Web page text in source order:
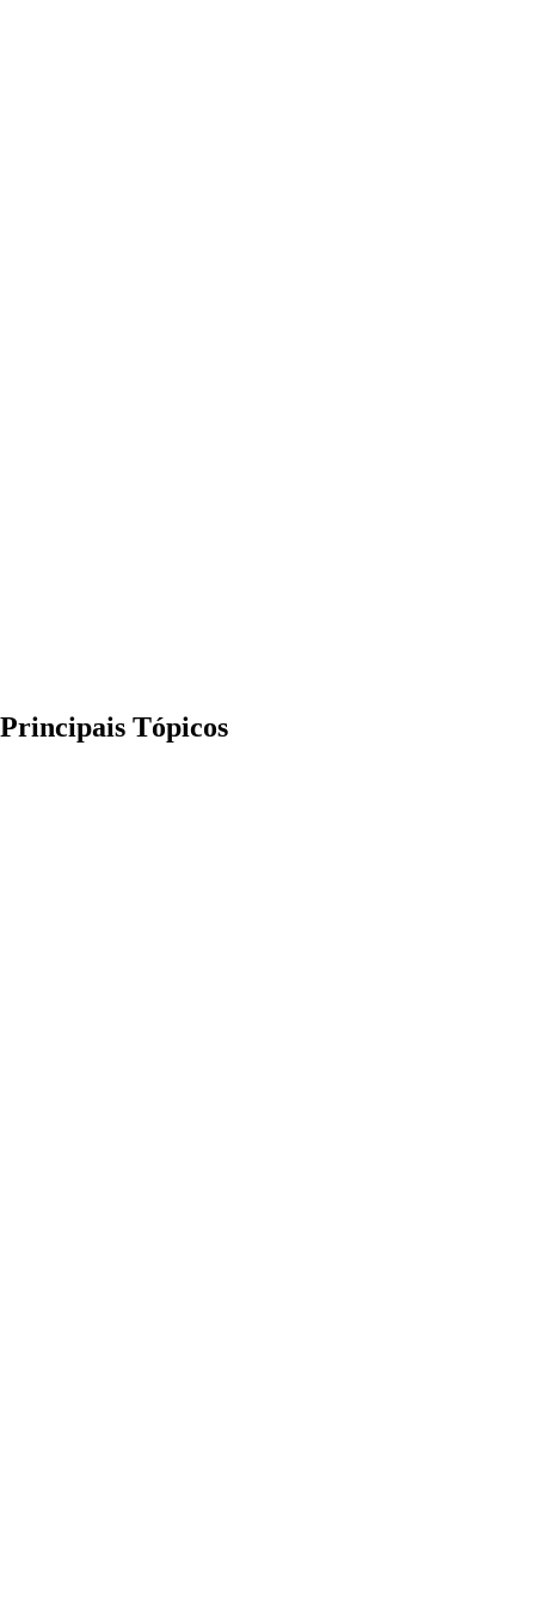
Principais Tópicos